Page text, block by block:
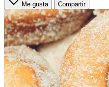
Me gusta Compartir